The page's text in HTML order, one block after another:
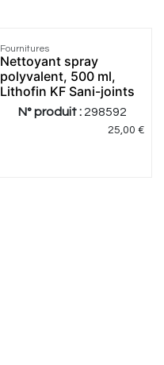
Fournitures
Nettoyant spray
polyvalent, 500 ml,
Lithofin KF Sani-joints
N° produit : 298592
25,00 €